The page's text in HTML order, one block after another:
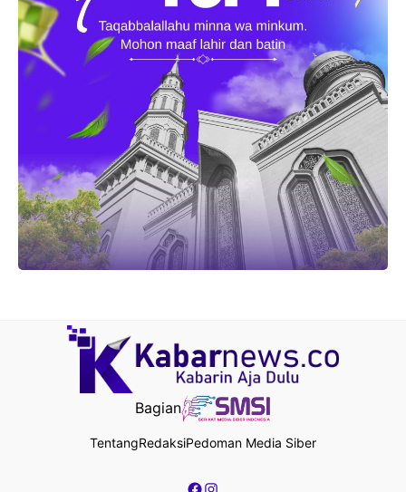
Bagian
TentangRedaksiPedoman Media Siber
Facebook
Instagram